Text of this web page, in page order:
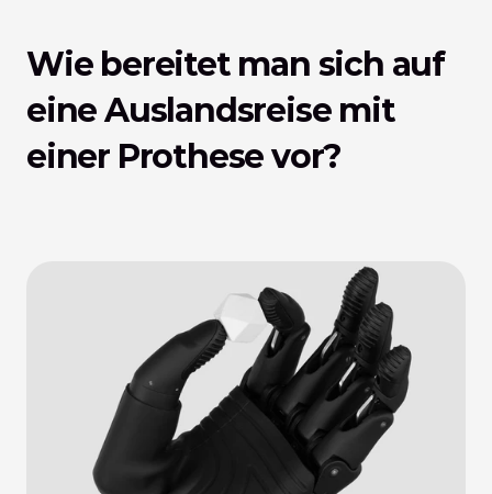
Wie bereitet man sich auf
eine Auslandsreise mit
einer Prothese vor?